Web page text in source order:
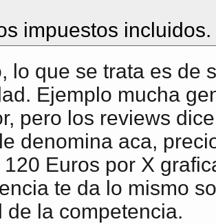
impuestos incluidos.
lo que se trata es de
Ejemplo mucha
pero los reviews
denomina aca,
Euros por X
te da lo mismo
de la competencia.